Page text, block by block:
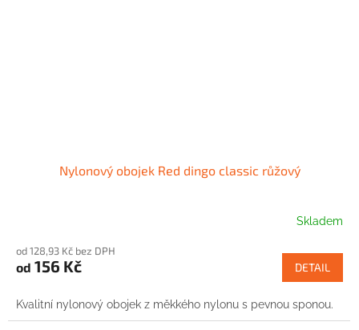
Nylonový obojek Red dingo classic růžový
Skladem
od 128,93 Kč bez DPH
od 156 Kč DETAIL
Kvalitní nylonový obojek z měkkého nylonu s pevnou sponou.